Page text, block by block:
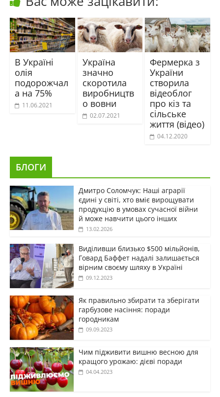
В Україні
олія
подорожчал
а на 75%
11.06.2021
Україна
значно
скоротила
виробництв
о вовни
02.07.2021
Фермерка з
України
створила
відеоблог
про кіз та
сільське
життя (відео)
04.12.2020
БЛОГИ
Дмитро Соломчук: Наші аграрії
єдині у світі, хто вміє вирощувати
продукцію в умовах сучасної війни
й може навчити цього інших
13.02.2026
Виділивши близько $500 мільйонів,
Говард Баффет надалі залишається
вірним своєму шляху в Україні
09.12.2023
Як правильно збирати та зберігати
гарбузове насіння: поради
городникам
09.09.2023
Чим підживити вишню весною для
кращого урожаю: дієві поради
04.04.2023